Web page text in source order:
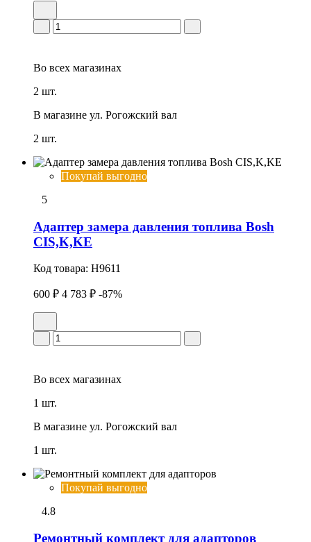
Во всех магазинах
2 шт.
В магазине ул. Рогожский вал
2 шт.
Покупай выгодно
5
Адаптеp замера давления топлива Bosh
CIS,K,KE
Код товара: H9611
600 ₽ 4 783 ₽ -87%
Во всех магазинах
1 шт.
В магазине ул. Рогожский вал
1 шт.
Покупай выгодно
4.8
Ремонтный комплект для адапторов